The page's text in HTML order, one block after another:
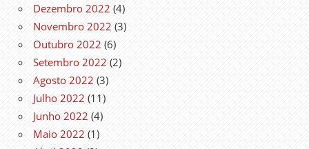
Dezembro 2022 (4)
Novembro 2022 (3)
Outubro 2022 (6)
Setembro 2022 (2)
Agosto 2022 (3)
Julho 2022 (11)
Junho 2022 (4)
Maio 2022 (1)